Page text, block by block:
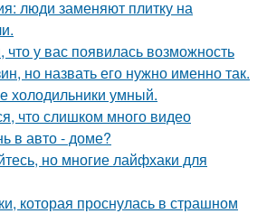
люди заменяют плитку на
у вас появилась возможность
но назвать его нужно именно так.
холодильники умный.
что слишком много видео
в авто - доме?
но многие лайфхаки для
которая проснулась в страшном